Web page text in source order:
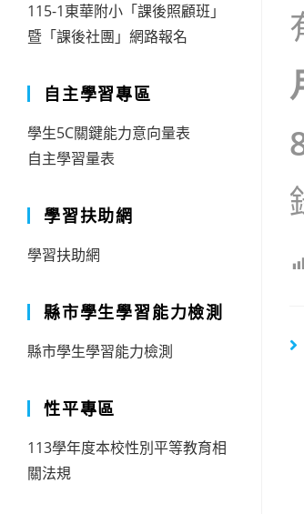
115-1東華附小「課後照顧班」
暨「課後社團」網路報名
自主學習專區
學生5C關鍵能力意向量表
自主學習量表
學習扶助網
學習扶助網
縣市學生學習能力檢測
縣市學生學習能力檢測
性平專區
113學年度本校性別平等教育相
關法規